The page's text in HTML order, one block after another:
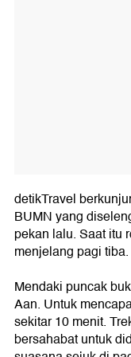
detikTravel
BUMN yang
pekan lalu. Saat itu
menjelang pagi tiba.
Mendaki puncak
Aan. Untuk
sekitar 10 menit.
bersahabat untuk